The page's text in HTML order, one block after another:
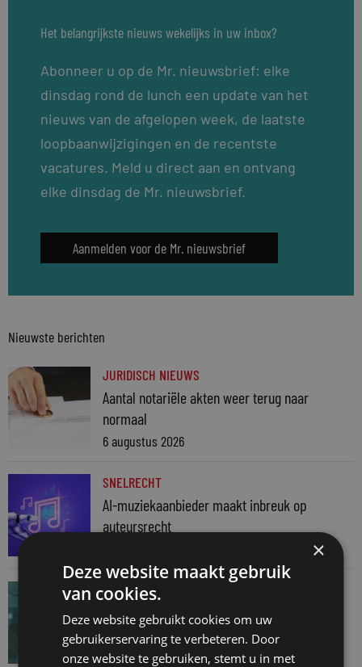
Het belangrijkste nieuws wekelijks in uw inbox?
Abonneer u op de Mr. nieuwsbrief: elke
dinsdag rond de lunch een update van het
nieuws van de afgelopen week, de laatste
loopbaanwijzigingen en de recentste
vacatures. Meld u direct aan en ontvang
elke dinsdag de Mr. nieuwsbrief.
Aanmelden voor de Mr. nieuwsbrief
Nieuwste berichten
JURIDISCH NIEUWS
Aantal notariële akten weer terug naar
normaal
6 augustus 2026
SNELRECHT
AI-muziekaanbieder maakt inbreuk op
auteursrecht
JURIDISCH NIEUWS
Hugo Nieuwenhuizen over puzzels, puzzelen
en taalvondsten
3 augustus 2026
×
Deze website maakt gebruik
van cookies.
Deze website gebruikt cookies om uw
gebruikerservaring te verbeteren. Door
onze website te gebruiken, stemt u in met